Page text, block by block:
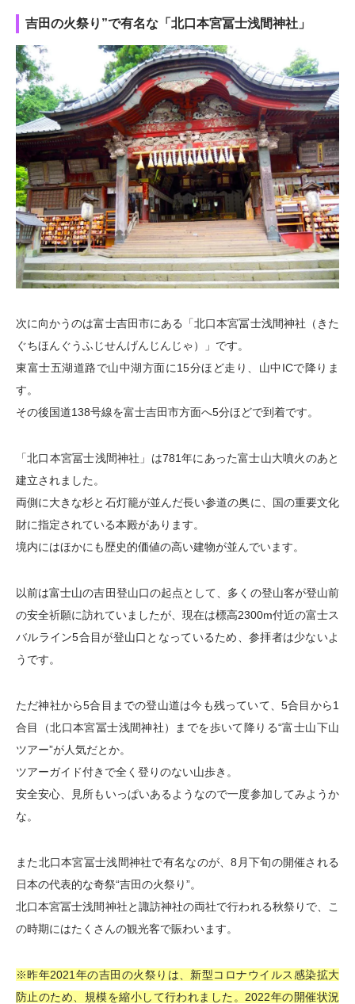
吉田の火祭り”で有名な「北口本宮冨士浅間神社」
次に向かうのは富士吉田市にある「北口本宮冨士浅間神社（きた
ぐちほんぐうふじせんげんじんじゃ）」です。
東富士五湖道路で山中湖方面に15分ほど走り、山中ICで降りま
す。
その後国道138号線を富士吉田市方面へ5分ほどで到着です。
「北口本宮冨士浅間神社」は781年にあった富士山大噴火のあと
建立されました。
両側に大きな杉と石灯籠が並んだ長い参道の奥に、国の重要文化
財に指定されている本殿があります。
境内にはほかにも歴史的価値の高い建物が並んでいます。
以前は富士山の吉田登山口の起点として、多くの登山客が登山前
の安全祈願に訪れていましたが、現在は標高2300m付近の富士ス
バルライン5合目が登山口となっているため、参拝者は少ないよ
うです。
ただ神社から5合目までの登山道は今も残っていて、5合目から1
合目（北口本宮冨士浅間神社）までを歩いて降りる“富士山下山
ツアー”が人気だとか。
ツアーガイド付きで全く登りのない山歩き。
安全安心、見所もいっぱいあるようなので一度参加してみようか
な。
また北口本宮冨士浅間神社で有名なのが、8月下旬の開催される
日本の代表的な奇祭“吉田の火祭り”。
北口本宮冨士浅間神社と諏訪神社の両社で行われる秋祭りで、こ
の時期にはたくさんの観光客で賑わいます。
※昨年2021年の吉田の火祭りは、新型コロナウイルス感染拡大
防止のため、規模を縮小して行われました。2022年の開催状況